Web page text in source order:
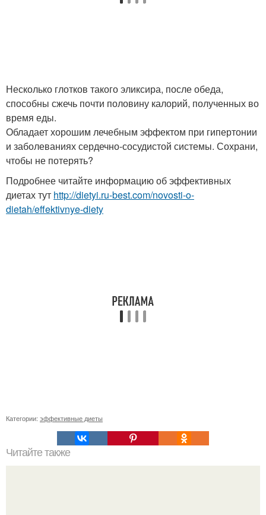
Несколько глотков такого эликсира, после обеда,
способны сжечь почти половину калорий, полученных во
время еды.
Обладает хорошим лечебным эффектом при гипертонии
и заболеваниях сердечно-сосудистой системы. Сохрани,
чтобы не потерять?
Подробнее читайте информацию об эффективных
диетах тут http://dietyi.ru-best.com/novosti-o-
dietah/effektivnye-diety
Категории: эффективные диеты
Читайте также